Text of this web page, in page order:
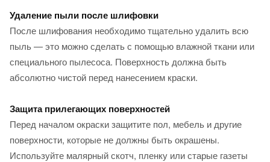
Удаление пыли после шлифовки
После шлифования необходимо тщательно удалить всю
пыль — это можно сделать с помощью влажной ткани или
специального пылесоса. Поверхность должна быть
абсолютно чистой перед нанесением краски.
Защита прилегающих поверхностей
Перед началом окраски защитите пол, мебель и другие
поверхности, которые не должны быть окрашены.
Используйте малярный скотч, пленку или старые газеты